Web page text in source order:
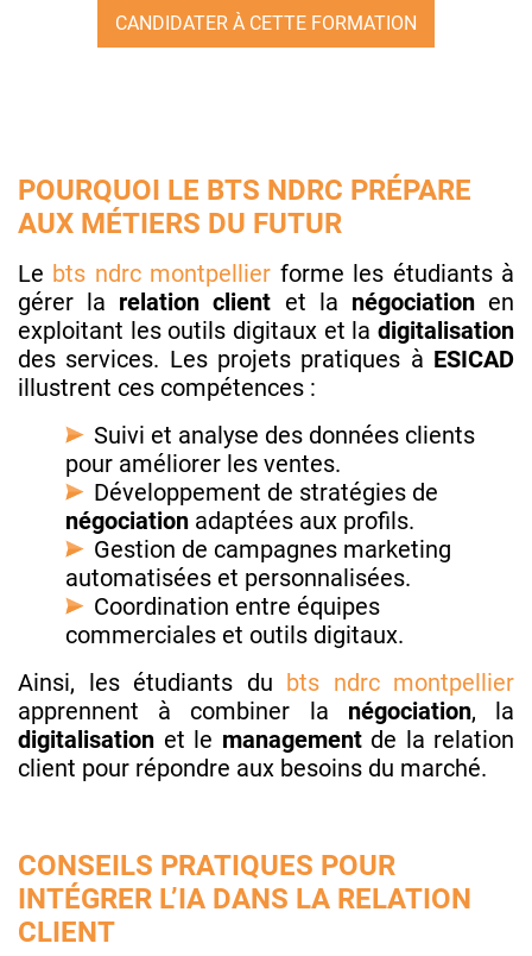
CANDIDATER À CETTE FORMATION
POURQUOI LE BTS NDRC PRÉPARE
AUX MÉTIERS DU FUTUR
Le bts ndrc montpellier forme les étudiants à
gérer la relation client et la négociationen
exploitant les outils digitaux et la digitalisation
des services. Les projets pratiques à ESICAD
illustrent ces compétences :
Suivi et analyse des données clients
pour améliorer les ventes.
Développement de stratégies de
négociation adaptées aux profils.
Gestion de campagnes marketing
automatisées et personnalisées.
Coordination entre équipes
commerciales et outils digitaux.
Ainsi, les étudiants du bts ndrc montpellier
apprennent à combiner la négociation, la
digitalisation et le managementde la relation
client pour répondre aux besoins du marché.
CONSEILS PRATIQUES POUR
INTÉGRER L’IA DANS LA RELATION
CLIENT